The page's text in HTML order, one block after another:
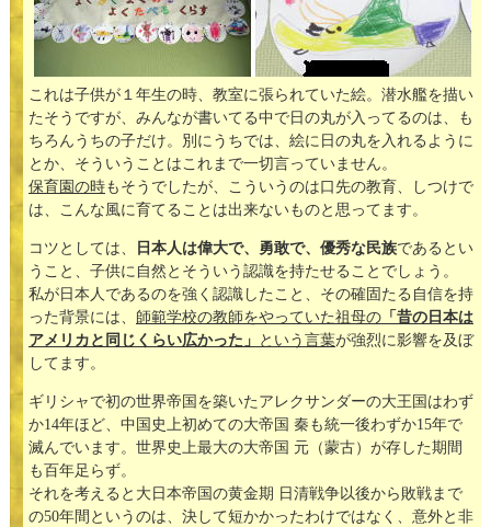
これは子供が１年生の時、教室に張られていた絵。潜水艦を描い
たそうですが、みんなが書いてる中で日の丸が入ってるのは、も
ちろんうちの子だけ。別にうちでは、絵に日の丸を入れるように
とか、そういうことはこれまで一切言っていません。
保育園の時もそうでしたが、こういうのは口先の教育、しつけで
は、こんな風に育てることは出来ないものと思ってます。
コツとしては、 日本人は偉大で、勇敢で、優秀な民族であるとい
うこと、子供に自然とそういう認識を持たせることでしょう。
私が日本人であるのを強く認識したこと、その確固たる自信を持
った背景には、 師範学校の教師をやっていた祖母の 「昔の日本は
アメリカと同じくらい広かった」 という言葉が強烈に影響を及ぼ
してます。
ギリシャで初の世界帝国を築いたアレクサンダーの大王国はわず
か14年ほど、中国史上初めての大帝国 秦も統一後わずか15年で
滅んでいます。世界史上最大の大帝国 元（蒙古）が存した期間
も百年足らず。
それを考えると大日本帝国の黄金期 日清戦争以後から敗戦まで
の50年間というのは、決して短かかったわけではなく、意外と非